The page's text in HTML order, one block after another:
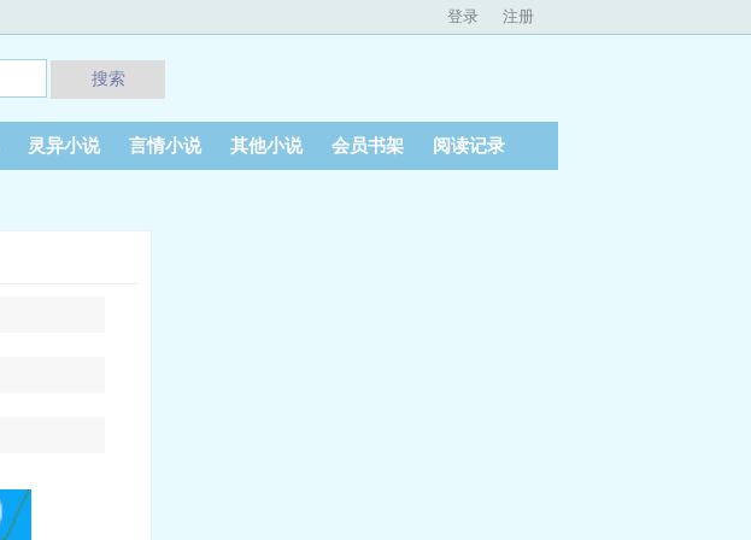
登录 注册
搜索
灵异小说 言情小说 其他小说 会员书架 阅读记录